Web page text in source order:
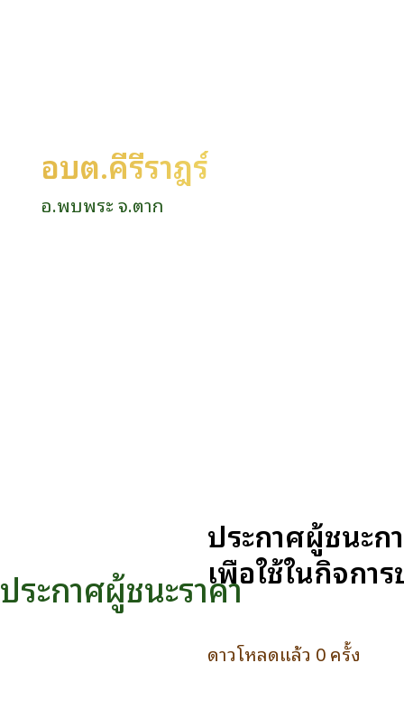
อบต.คีรีราษฎร์
อ.พบพระ จ.ตาก
ประกาศผู้ชนะราคา
ประกาศผู้ชนะ
เพื่อใช้ในกิจกา
ดาวโหลดแล้ว 0 ครั้ง